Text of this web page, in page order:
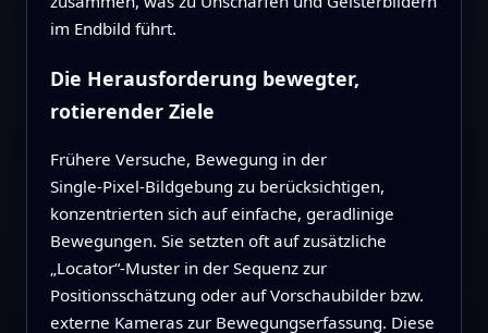
im Endbild führt.
Die Herausforderung bewegter,
rotierender Ziele
Frühere Versuche, Bewegung in der
Single‑Pixel‑Bildgebung zu berücksichtigen,
konzentrierten sich auf einfache, geradlinige
Bewegungen. Sie setzten oft auf zusätzliche
„Locator“‑Muster in der Sequenz zur
Positionsschätzung oder auf Vorschaubilder bzw.
externe Kameras zur Bewegungserfassung. Diese